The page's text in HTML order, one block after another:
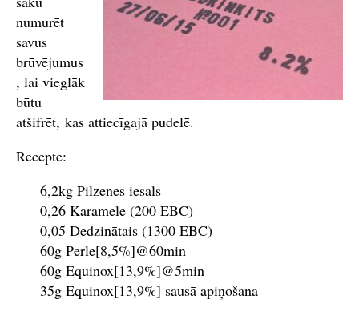
numurēt
savus
brūvējumus
, lai vieglāk
būtu
atšifrēt, kas attiecīgajā pudelē.
Recepte:
6,2kg Pilzenes iesals
0,26 Karamele (200 EBC)
0,05 Dedzinātais (1300 EBC)
60g Perle[8,5%]@60min
60g Equinox[13,9%]@5min
35g Equinox[13,9%] sausā apiņošana